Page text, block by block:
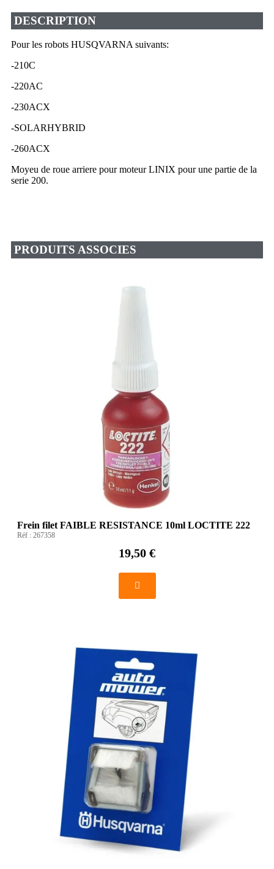
DESCRIPTION
Pour les robots HUSQVARNA suivants:
-210C
-220AC
-230ACX
-SOLARHYBRID
-260ACX
Moyeu de roue arriere pour moteur LINIX pour une partie de la
serie 200.
PRODUITS ASSOCIES
Frein filet FAIBLE RESISTANCE 10ml LOCTITE 222
Réf : 267358
19,50 €